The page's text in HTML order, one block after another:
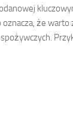
oznacza, że